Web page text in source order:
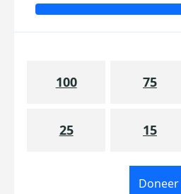
100 75
25 15
Doneer